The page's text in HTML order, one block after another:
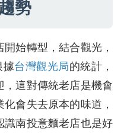
勢
始轉型，結合觀光，
據台灣觀光局的統計，
，這對傳統老店是機會
會失去原本的味道，
識南投意麵老店也是好